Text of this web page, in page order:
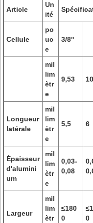
Article
Un
ité
Cellule
po
uc
e
3/8"
mil
lim
ètr
e
9,53
Longueur
latérale
mil
lim
ètr
e
5,5 6
Épaisseur
d'alumini
um
mil
lim
ètr
e
0,03-
0,08
Largeur
mil
lim
ètr
≤180
0
0